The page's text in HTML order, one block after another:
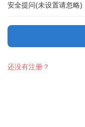
安全提问(未设置请忽略)
还没有注册？